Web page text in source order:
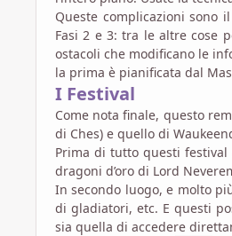
Queste complicazioni sono
Fasi 2 e 3: tra le altre cose
ostacoli che modificano le
la prima è pianificata dal
I Festival
Come nota finale, questo
di Ches) e quello di
Prima di tutto questi
dragoni d’oro di Lord
In secondo luogo, e molto
di gladiatori, etc. E questi
sia quella di accedere